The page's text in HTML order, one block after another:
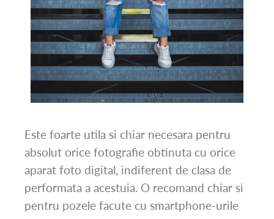
Este foarte utila si chiar necesara pentru
absolut orice fotografie obtinuta cu orice
aparat foto digital, indiferent de clasa de
performata a acestuia. O recomand chiar si
pentru pozele facute cu smartphone-urile